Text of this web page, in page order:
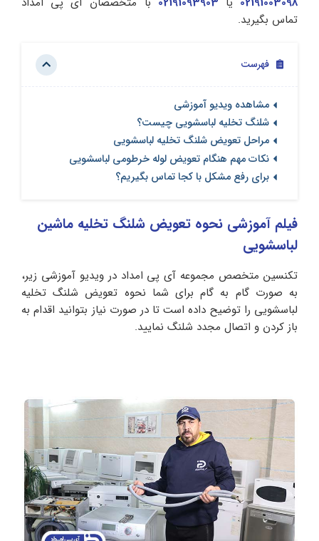
تماس بگیرید.
فهرست
مشاهده ویدیو آموزشی
شلنگ تخلیه لباسشویی چیست؟
مراحل تعویض شلنگ تخلیه لباسشویی
نکات مهم هنگام تعویض لوله خرطومی لباسشویی
برای رفع مشکل با کجا تماس بگیریم؟
فیلم آموزشی نحوه تعویض شلنگ تخلیه ماشین
لباسشویی
تکنسین متخصص مجموعه آی پی امداد در ویدیو آموزشی زیر،
به صورت گام به گام برای شما نحوه تعویض شلنگ تخلیه
لباسشویی را توضیح داده است تا در صورت نیاز بتوانید اقدام به
باز کردن و اتصال مجدد شلنگ نمایید.